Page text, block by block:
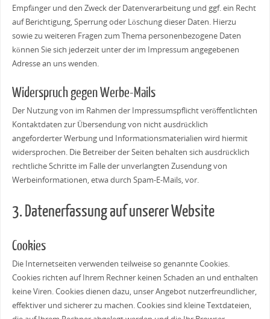
Empfänger und den Zweck der Datenverarbeitung und ggf. ein Recht
auf Berichtigung, Sperrung oder Löschung dieser Daten. Hierzu
sowie zu weiteren Fragen zum Thema personenbezogene Daten
können Sie sich jederzeit unter der im Impressum angegebenen
Adresse an uns wenden.
Widerspruch gegen Werbe-Mails
Der Nutzung von im Rahmen der Impressumspflicht veröffentlichten
Kontaktdaten zur Übersendung von nicht ausdrücklich
angeforderter Werbung und Informationsmaterialien wird hiermit
widersprochen. Die Betreiber der Seiten behalten sich ausdrücklich
rechtliche Schritte im Falle der unverlangten Zusendung von
Werbeinformationen, etwa durch Spam-E-Mails, vor.
3. Datenerfassung auf unserer Website
Cookies
Die Internetseiten verwenden teilweise so genannte Cookies.
Cookies richten auf Ihrem Rechner keinen Schaden an und enthalten
keine Viren. Cookies dienen dazu, unser Angebot nutzerfreundlicher,
effektiver und sicherer zu machen. Cookies sind kleine Textdateien,